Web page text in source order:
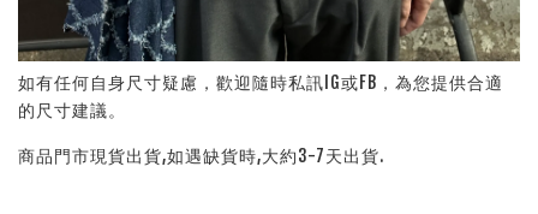
如有任何自身尺寸疑慮，歡迎隨時私訊IG或FB，為您提供合適
的尺寸建議。
商品門市現貨出貨,如遇缺貨時,大約3-7天出貨.